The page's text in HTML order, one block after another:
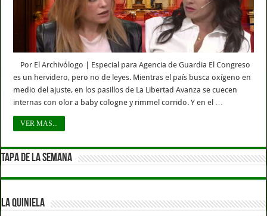
Por El Archivólogo | Especial para Agencia de Guardia El Congreso
es un hervidero, pero no de leyes. Mientras el país busca oxígeno en
medio del ajuste, en los pasillos de La Libertad Avanza se cuecen
internas con olor a baby cologne y rimmel corrido. Y en el …
VER MAS...
TAPA DE LA SEMANA
LA QUINIELA